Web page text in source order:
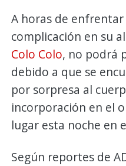
A horas de enfrentar
complicación en su
Colo Colo, no podrá
debido a que se
por sorpresa al
incorporación en el
lugar esta noche en
Según reportes de